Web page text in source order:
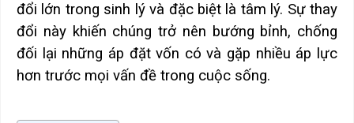
đổi lớn trong sinh lý và đặc biệt là tâm lý. Sự thay
đổi này khiến chúng trở nên bướng bỉnh, chống
đối lại những áp đặt vốn có và gặp nhiều áp lực
hơn trước mọi vấn đề trong cuộc sống.